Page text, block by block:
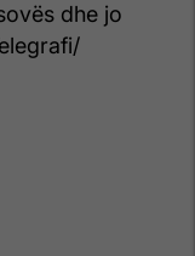
dhe jo